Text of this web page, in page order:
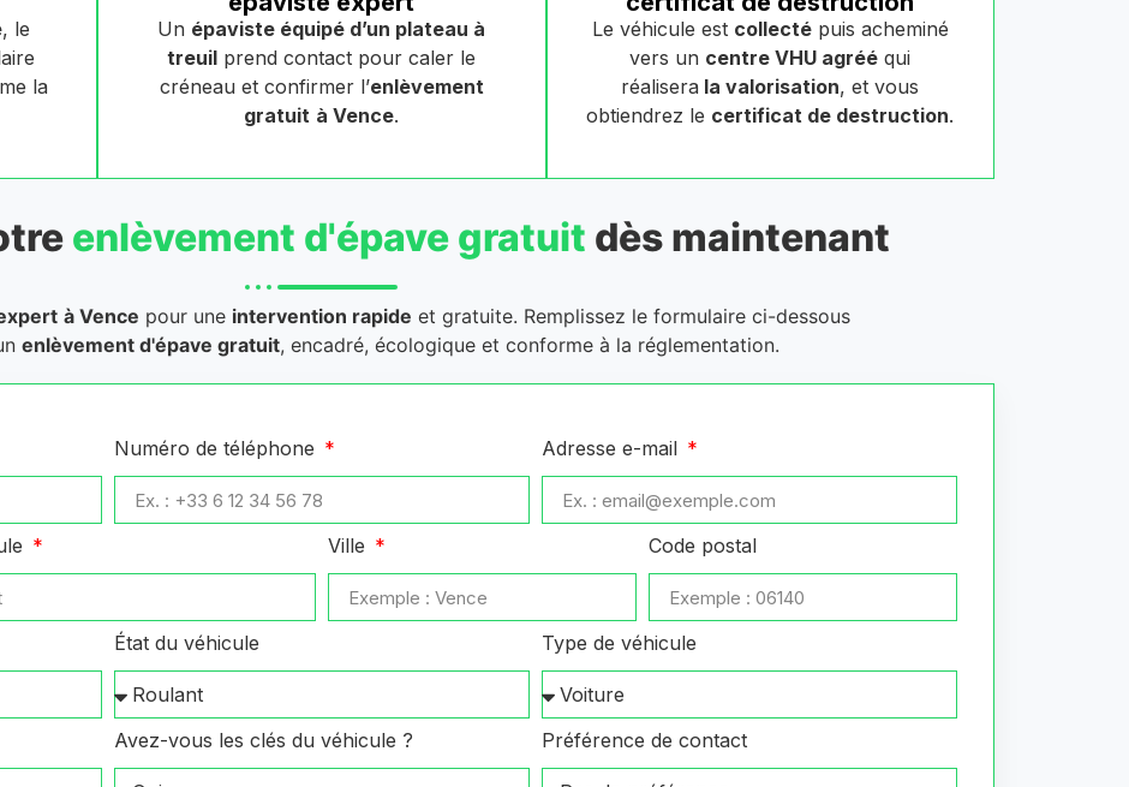
, le
la
Un épaviste équipé d’un plateau à
treuil prend contact pour caler le
créneau et confirmer l’enlèvement
gratuit à Vence.
Le véhicule est collectépuis acheminé
vers un centre VHU agréé qui
réalisera la valorisation, et vous
obtiendrez le certificat de destruction.
enlèvement d'épave gratuit dès maintenant
à Vence pour une intervention rapide et gratuite. Remplissez le formulaire ci-dessous
enlèvement d'épave gratuit, encadré, écologique et conforme à la réglementation.
Numéro de téléphone Adresse e-mail
Ville Code postal
État du véhicule Type de véhicule
Avez-vous les clés du véhicule ? Préférence de contact